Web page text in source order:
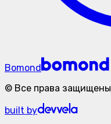
Bomond
© Все права защищены
built by